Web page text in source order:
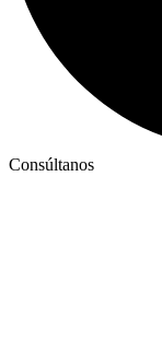
Consúltanos